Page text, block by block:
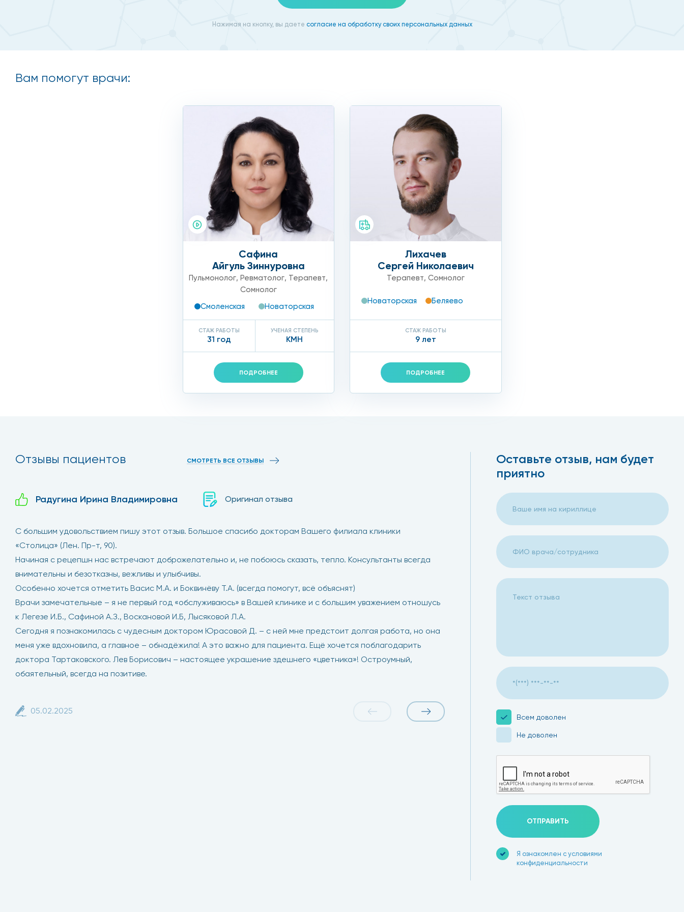
Преимущества проведения измерительно-функциональной диагностики у нас
оборудования обеспечивают быстрое и качественное обследование. Если вам необходимо сделать измерительные и функциональные методы, на Бабушкинской,
удобным месторасположением: рядом находится станция метро «Бабушкинская». Плюсом прохождения исследований у нас являются невысокие цены, которые
диагностическая методика точно показывает, в каком состоянии находится организм, помогает выявить нарушения в функционировании органов с помощью
инструментального подхода, является лучшим способом обезопасить себя от многих проблем со здоровьем в будущем.
Нажимая на кнопку, вы даете согласие на обработку своих персональных данных
Вам помогут врачи:
Сафина
Айгуль Зиннуровна
Пульмонолог, Ревматолог, Терапевт,
Сомнолог
Смоленская
Новаторская
СТАЖ РАБОТЫ
31 год
УЧЕНАЯ СТЕПЕНЬ
КМН
ПОДРОБНЕЕ
Лихачев
Сергей Николаевич
Терапевт, Сомнолог
Новаторская Беляево
СТАЖ РАБОТЫ
9 лет
ПОДРОБНЕЕ
Отзывы пациентов СМОТРЕТЬ ВСЕ ОТЗЫВЫ
Радугина Ирина Владимировна Оригинал отзыва
С большим удовольствием пишу этот отзыв. Большое спасибо докторам Вашего филиала клиники
«Столица» (Лен. Пр-т, 90).
Начиная с рецепшн нас встречают доброжелательно и, не побоюсь сказать, тепло. Консультанты всегда
внимательны и безотказны, вежливы и улыбчивы.
Особенно хочется отметить Васис М.А. и Боквинёву Т.А. (всегда помогут, всё объяснят)
Врачи замечательные – я не первый год «обслуживаюсь» в Вашей клинике и с большим уважением отношусь
к Легезе И.Б., Сафиной А.З., Воскановой И.Б, Лысяковой Л.А.
Сегодня я познакомилась с чудесным доктором Юрасовой Д. – с ней мне предстоит долгая работа, но она
меня уже вдохновила, а главное – обнадёжила! А это важно для пациента. Ещё хочется поблагодарить
доктора Тартаковского. Лев Борисович – настоящее украшение здешнего «цветника»! Остроумный,
обаятельный, всегда на позитиве.
05.02.2025
Прокофьева Татьяна Владимировна
разговаривал. Специалист своего дела
Большое спасибо Вам, Сергей!
04.12.2024
Оставьте отзыв, нам будет
приятно
Всем доволен
Не доволен
ОТПРАВИТЬ
Я ознакомлен с условиями
конфиденциальности